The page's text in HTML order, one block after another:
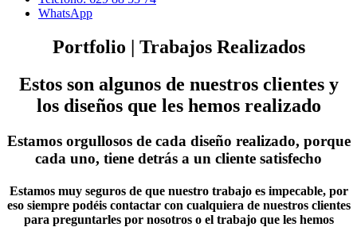
WhatsApp
Portfolio | Trabajos Realizados
Estos son algunos de nuestros clientes y
los diseños que les hemos realizado
Estamos orgullosos de cada diseño realizado, porque
cada uno, tiene detrás a un cliente satisfecho
Estamos muy seguros de que nuestro trabajo es impecable, por
eso siempre podéis contactar con cualquiera de nuestros clientes
para preguntarles por nosotros o el trabajo que les hemos